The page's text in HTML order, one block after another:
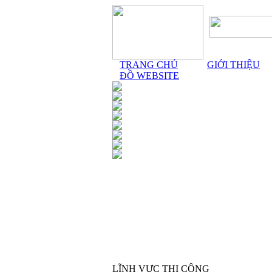
TRANG CHỦ GIỚI THIỆU
ĐỒ WEBSITE
LĨNH VỰC THI CÔNG